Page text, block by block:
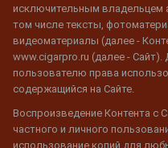
исключительным владельцем
том числе тексты,
видеоматериалы (далее -
www.cigarpro.ru (далее - Сайт).
пользователю права
содержащийся на Сайте.
Воспроизведение Контента с
частного и личного
использование копий для